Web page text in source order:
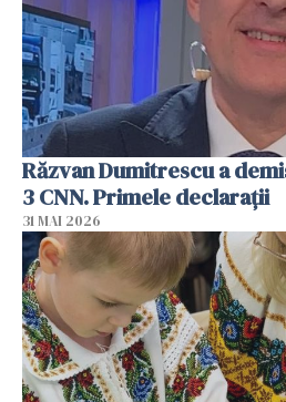
Răzvan Dumitrescu a
3 CNN. Primele declarații
31 MAI 2026